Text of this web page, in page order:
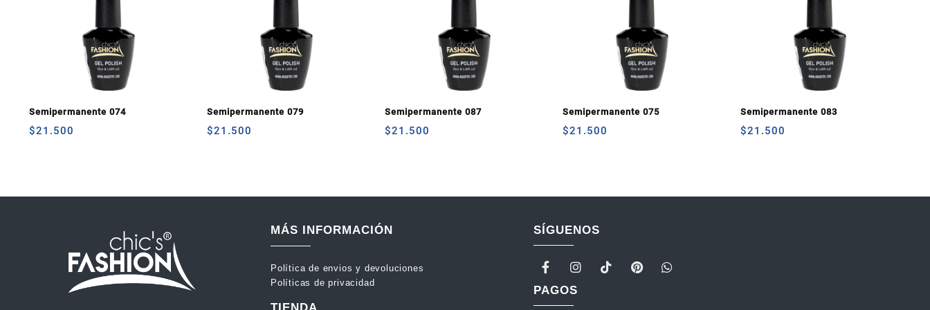
Semipermanente 074
$21.500
Semipermanente 079
$21.500
Semipermanente 087
$21.500
Semipermanente 075
$21.500
Semipermanente 083
$21.500
MÁS INFORMACIÓN
Política de envios y devoluciones
Políticas de privacidad
TIENDA
SÍGUENOS
PAGOS